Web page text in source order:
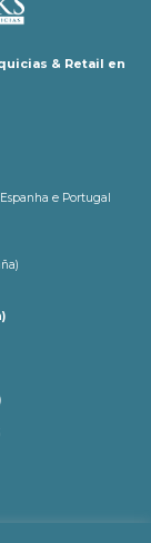
& Retail en
e Portugal